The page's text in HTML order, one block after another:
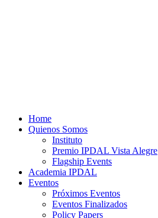
Home
Quienos Somos
Instituto
Premio IPDAL Vista Alegre
Flagship Events
Academia IPDAL
Eventos
Próximos Eventos
Eventos Finalizados
Policy Papers